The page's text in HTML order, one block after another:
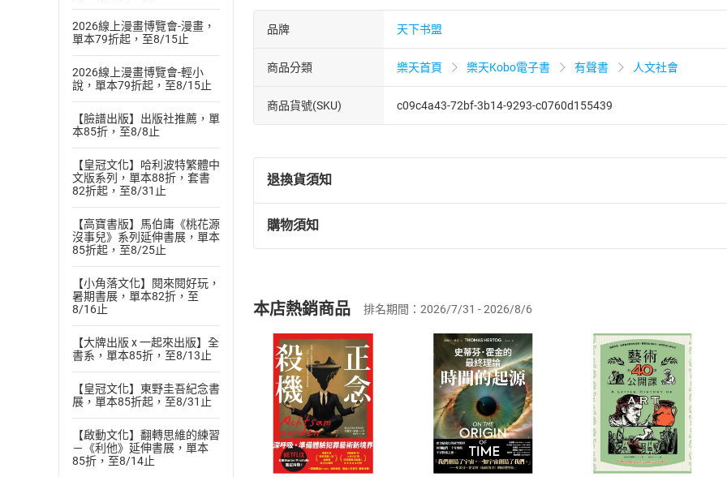
2026線上漫畫博覽會-漫畫，
單本79折起，至8/15止
2026線上漫畫博覽會-輕小
說，單本79折起，至8/15止
【臉譜出版】出版社推薦，單
本85折，至8/8止
【皇冠文化】哈利波特繁體中
文版系列，單本88折，套書
82折起，至8/31止
【高寶書版】馬伯庸《桃花源
沒事兒》系列延伸書展，單本
85折起，至8/25止
【小角落文化】閱來閱好玩，
暑期書展，單本82折，至
8/16止
【大牌出版 x 一起來出版】全
書系，單本85折，至8/13止
【皇冠文化】東野圭吾紀念書
展，單本85折起，至8/31止
【啟動文化】翻轉思維的練習
－《利他》延伸書展，單本
85折，至8/14止
品牌 天下书盟
商品分類 樂天首頁 樂天Kobo電子書 有聲書 人文社會
商品貨號(SKU) c09c4a43-72bf-3b14-9293-c0760d155439
退換貨須知
退換貨規定：
(一)依消費者保護法第19條第1項後段暨通訊交易解除權合理例外情事適用
(二)消費者訂購本店鋪之商品即代表知悉本店鋪所銷售之商品為電子書，
且已下載/存取電子書，不得請求退貨退款。
退貨方式：您欲取消訂單或辦理退貨時，請登入樂天市場，並於「我的訂單
貨」，本店鋪將依您的申請進行審核，待審核通過後將為您辦理退款事宜。
請注意，樂天市場須以整筆訂單為單位進行取消/退貨，恕無法以單支商品取
購物須知
挑選商品
Choose
放入購物車
Shopping cart
登入帳號
Login
購書後，如何開始使用？
Step1.選擇閱讀載具 Step2.登入
本店熱銷商品 排名期間：2026/7/31 - 2026/8/6